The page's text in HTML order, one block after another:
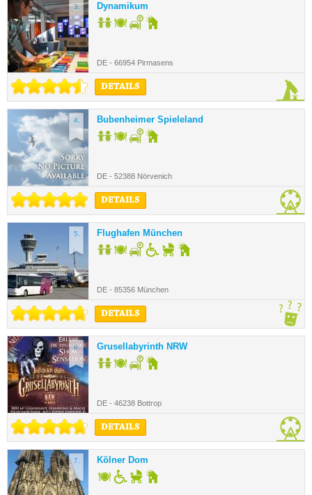
3. Dynamikum
DE - 66954 Pirmasens
DETAILS
4. Bubenheimer Spieleland
DE - 52388 Nörvenich
DETAILS
5. Flughafen München
DE - 85356 München
DETAILS
6. Grusellabyrinth NRW
DE - 46238 Bottrop
DETAILS
7. Kölner Dom